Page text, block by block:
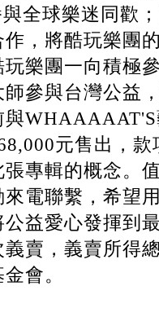
全球樂迷同歡
，將酷玩樂團
樂團一向積極
參與台灣公益
與
元售出，
張專輯的概念。
電聯繫，希望
益愛心發揮到
賣，義賣所得
會。